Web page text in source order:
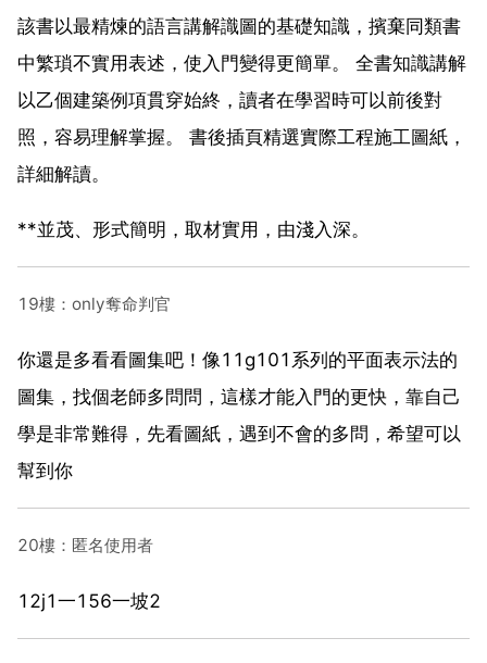
該書以最精煉的語言講解識圖的基礎知識，擯棄同類書
中繁瑣不實用表述，使入門變得更簡單。 全書知識講解
以乙個建築例項貫穿始終，讀者在學習時可以前後對
照，容易理解掌握。 書後插頁精選實際工程施工圖紙，
詳細解讀。
**並茂、形式簡明，取材實用，由淺入深。
19樓：only奪命判官
你還是多看看圖集吧！像11g101系列的平面表示法的
圖集，找個老師多問問，這樣才能入門的更快，靠自己
學是非常難得，先看圖紙，遇到不會的多問，希望可以
幫到你
20樓：匿名使用者
12j1一156一坡2